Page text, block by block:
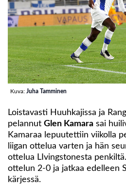
Kuva: Juha Tamminen
Loistavasti Huuhkajissa ja
pelannut Glen Kamara sai
Kamaraa lepuutettiin viikolla
liigan ottelua varten ja hän
ottelua LIvingstonesta
ottelun 2-0 ja jatkaa edelleen
kärjessä.